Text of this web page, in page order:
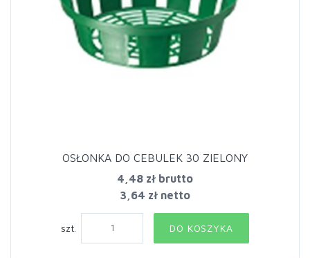
OSŁONKA DO CEBULEK 30 ZIELONY
4,48 zł brutto
3,64 zł netto
szt. DO KOSZYKA